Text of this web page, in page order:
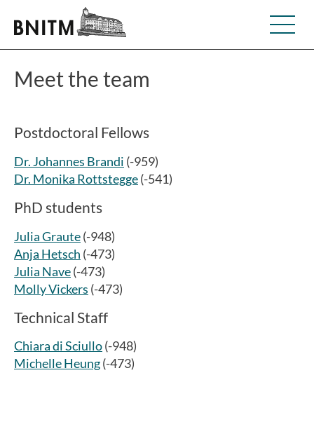
Meet the team
Postdoctoral Fellows
Dr. Johannes Brandi (-959)
Dr. Monika Rottstegge(-541)
PhD students
Julia Graute(-948)
Anja Hetsch (-473)
Julia Nave(-473)
Molly Vickers (-473)
Technical Staff
Chiara di Sciullo(-948)
Michelle Heung(-473)